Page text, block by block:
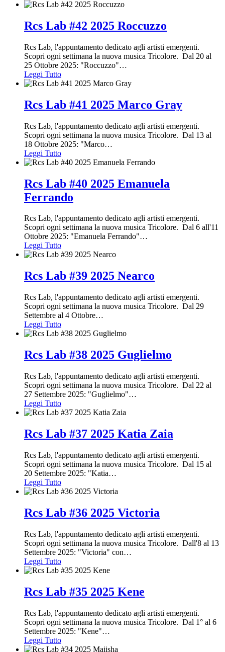
Rcs Lab #42 2025 Roccuzzo
Rcs Lab, l'appuntamento dedicato agli artisti emergenti.
Scopri ogni settimana la nuova musica Tricolore. Dal 20 al
25 Ottobre 2025: "Roccuzzo"…
Leggi Tutto
Rcs Lab #41 2025 Marco Gray
Rcs Lab, l'appuntamento dedicato agli artisti emergenti.
Scopri ogni settimana la nuova musica Tricolore. Dal 13 al
18 Ottobre 2025: "Marco…
Leggi Tutto
Rcs Lab #40 2025 Emanuela
Ferrando
Rcs Lab, l'appuntamento dedicato agli artisti emergenti.
Scopri ogni settimana la nuova musica Tricolore. Dal 6 all'11
Ottobre 2025: "Emanuela Ferrando"…
Leggi Tutto
Rcs Lab #39 2025 Nearco
Rcs Lab, l'appuntamento dedicato agli artisti emergenti.
Scopri ogni settimana la nuova musica Tricolore. Dal 29
Settembre al 4 Ottobre…
Leggi Tutto
Rcs Lab #38 2025 Guglielmo
Rcs Lab, l'appuntamento dedicato agli artisti emergenti.
Scopri ogni settimana la nuova musica Tricolore. Dal 22 al
27 Settembre 2025: "Guglielmo"…
Leggi Tutto
Rcs Lab #37 2025 Katia Zaia
Rcs Lab, l'appuntamento dedicato agli artisti emergenti.
Scopri ogni settimana la nuova musica Tricolore. Dal 15 al
20 Settembre 2025: "Katia…
Leggi Tutto
Rcs Lab #36 2025 Victoria
Rcs Lab, l'appuntamento dedicato agli artisti emergenti.
Scopri ogni settimana la nuova musica Tricolore. Dall'8 al 13
Settembre 2025: "Victoria" con…
Leggi Tutto
Rcs Lab #35 2025 Kene
Rcs Lab, l'appuntamento dedicato agli artisti emergenti.
Scopri ogni settimana la nuova musica Tricolore. Dal 1° al 6
Settembre 2025: "Kene"…
Leggi Tutto